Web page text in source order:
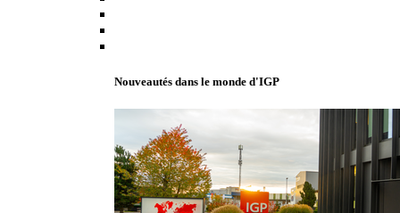
Nouveautés dans le monde d'IGP